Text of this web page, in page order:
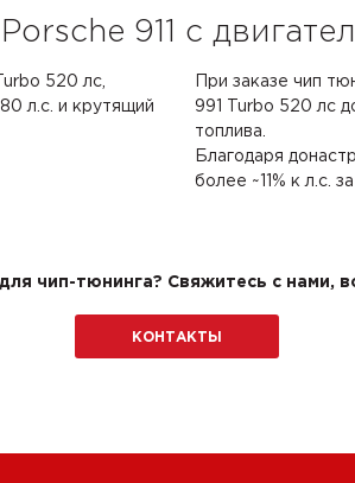
911 с
520 лс,
л.с. и крутящий
При заказе чип
991 Turbo 520 лс
топлива.
Благодаря
более ~11% к л.с.
чип-тюнинга? Свяжитесь с нами,
КОНТАКТЫ